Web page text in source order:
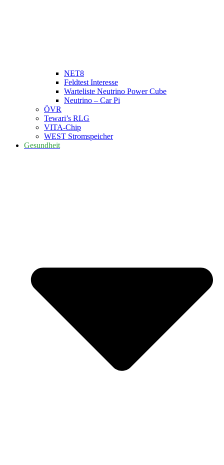
NET8
Feldtest Interesse
Warteliste Neutrino Power Cube
Neutrino – Car Pi
ÖVR
Tewari’s RLG
VITA-Chip
WEST Stromspeicher
Gesundheit